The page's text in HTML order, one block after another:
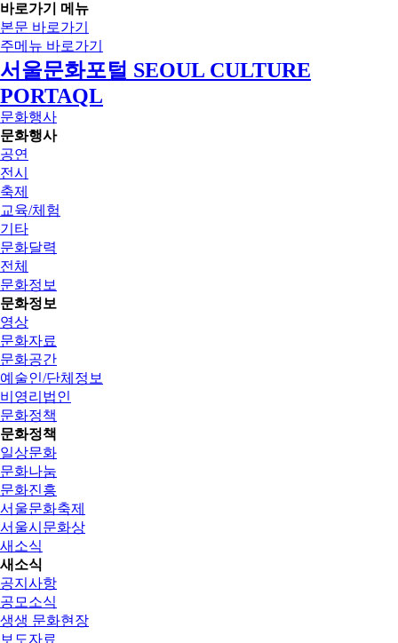
바로가기 메뉴
본문 바로가기
주메뉴 바로가기
서울문화포털 SEOUL CULTURE
PORTAQL
문화행사
문화행사
공연
전시
축제
교육/체험
기타
문화달력
전체
문화정보
문화정보
영상
문화자료
문화공간
예술인/단체정보
비영리법인
문화정책
문화정책
일상문화
문화나눔
문화진흥
서울문화축제
서울시문화상
새소식
새소식
공지사항
공모소식
생생 문화현장
보도자료